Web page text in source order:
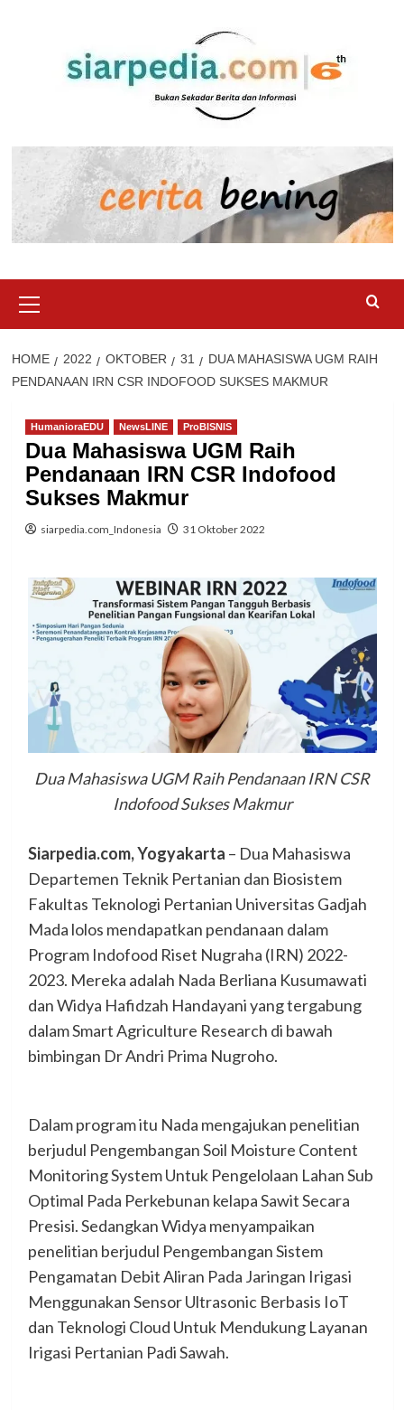
Menu
HOME 2022 OKTOBER 31
DUA MAHASISWA UGM RAIH
PENDANAAN IRN CSR INDOFOOD SUKSES MAKMUR
HumanioraEDU NewsLINE ProBISNIS
Dua Mahasiswa UGM Raih
Pendanaan IRN CSR Indofood
Sukses Makmur
siarpedia.com_Indonesia 31 Oktober 2022
Dua Mahasiswa UGM Raih Pendanaan IRN CSR
Indofood Sukses Makmur
Siarpedia.com, Yogyakarta – Dua Mahasiswa
Departemen Teknik Pertanian dan Biosistem
Fakultas Teknologi Pertanian Universitas Gadjah
Mada lolos mendapatkan pendanaan dalam
Program Indofood Riset Nugraha (IRN) 2022-
2023. Mereka adalah Nada Berliana Kusumawati
dan Widya Hafidzah Handayani yang tergabung
dalam Smart Agriculture Research di bawah
bimbingan Dr Andri Prima Nugroho.
Dalam program itu Nada mengajukan penelitian
berjudul Pengembangan Soil Moisture Content
Monitoring System Untuk Pengelolaan Lahan Sub
Optimal Pada Perkebunan kelapa Sawit Secara
Presisi. Sedangkan Widya menyampaikan
penelitian berjudul Pengembangan Sistem
Pengamatan Debit Aliran Pada Jaringan Irigasi
Menggunakan Sensor Ultrasonic Berbasis IoT
dan Teknologi Cloud Untuk Mendukung Layanan
Irigasi Pertanian Padi Sawah.